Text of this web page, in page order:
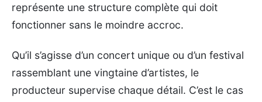
représente une structure complète qui doit
fonctionner sans le moindre accroc.
Qu’il s’agisse d’un concert unique ou d’un festival
rassemblant une vingtaine d’artistes, le
producteur supervise chaque détail. C’est le cas